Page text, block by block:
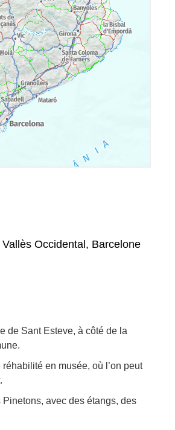
Occidental, Barcelone
de Sant Esteve, à côté de la
en musée, où l’on peut
avec des étangs, des